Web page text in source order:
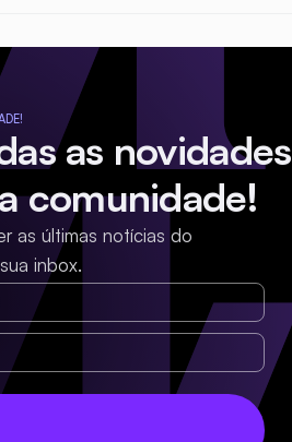
as novidades
comunidade!
as últimas notícias do
inbox.